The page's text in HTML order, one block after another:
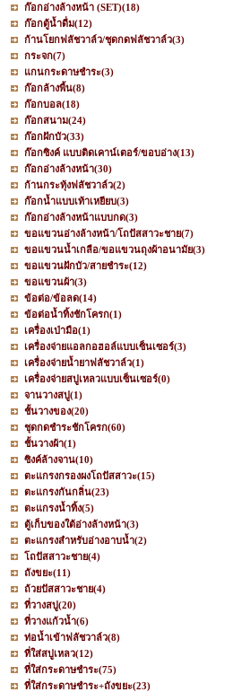
ก๊อกอ่างล้างหน้า (SET)(18)
ก๊อกตู้น้ำดื่ม(12)
ก้านโยกฟลัชวาล์ว/ชุดกดฟลัชวาล์ว(3)
กระจก(7)
แกนกระดาษชำระ(3)
ก๊อกล้างพื้น(8)
ก๊อกบอล(18)
ก๊อกสนาม(24)
ก๊อกฝักบัว(33)
ก๊อกซิงค์ แบบติดเคาน์เตอร์/ขอบอ่าง(13)
ก๊อกอ่างล้างหน้า(30)
ก้านกระทุ้งฟลัชวาล์ว(2)
ก๊อกน้ำแบบเท้าเหยียบ(3)
ก๊อกอ่างล้างหน้าแบบกด(3)
ขอแขวนอ่างล้างหน้า/โถปัสสาวะชาย(7)
ขอแขวนน้ำเกลือ/ขอแขวนถุงผ้าอนามัย(3)
ขอแขวนฝักบัว/สายชำระ(12)
ขอแขวนผ้า(3)
ข้อต่อ/ข้อลด(14)
ข้อต่อน้ำทิ้งชักโครก(1)
เครื่องเป่ามือ(1)
เครื่องจ่ายแอลกอฮอล์แบบเซ็นเซอร์(3)
เครื่องจ่ายน้ำยาฟลัชวาล์ว(1)
เครื่องจ่ายสบู่เหลวแบบเซ็นเซอร์(0)
จานวางสบู่(1)
ชั้นวางของ(20)
ชุดกดชำระชักโครก(60)
ชั้นวางผ้า(1)
ซิงค์ล้างจาน(10)
ตะแกรงกรองผงโถปัสสาวะ(15)
ตะแกรงกันกลิ่น(23)
ตะแกรงน้ำทิ้ง(5)
ตู้เก็บของใต้อ่างล้างหน้า(3)
ตะแกรงสำหรับอ่างอาบน้ำ(2)
โถปัสสาวะชาย(4)
ถังขยะ(11)
ถ้วยปัสสาวะชาย(4)
ที่วางสบู่(20)
ที่วางแก้วน้ำ(6)
ท่อน้ำเข้าฟลัชวาล์ว(8)
ที่ใส่สบู่เหลว(12)
ที่ใส่กระดาษชำระ(75)
ที่ใส่กระดาษชำระ+ถังขยะ(23)